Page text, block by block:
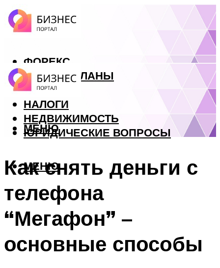
ФОРЕКС
БИЗНЕС ПЛАНЫ
КРЕДИТЫ
НАЛОГИ
НЕДВИЖИМОСТЬ
ЮРИДИЧЕСКИЕ ВОПРОСЫ
МЕНЮ
МЕНЮ
Как снять деньги с
телефона
“Мегафон” –
основные способы